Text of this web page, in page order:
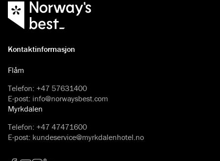
Kontaktinformasjon
Flåm
Telefon: +47 57631400
E-post: info@norwaysbest.com
Myrkdalen
Telefon: +47 47471600
E-post: kundeservice@myrkdalenhotel.no